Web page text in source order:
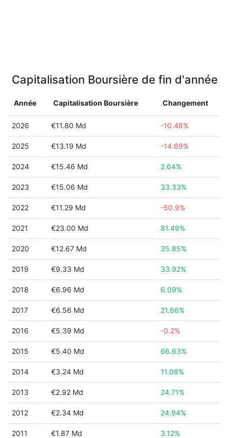
Capitalisation Boursière de fin d'année
Année Capitalisation Boursière Changement
2026 €11.80 Md -10.48%
2025 €13.19 Md -14.69%
2024 €15.46 Md 2.64%
2023 €15.06 Md 33.33%
2022 €11.29 Md -50.9%
2021 €23.00 Md 81.49%
2020 €12.67 Md 35.85%
2019 €9.33 Md 33.92%
2018 €6.96 Md 6.09%
2017 €6.56 Md 21.66%
2016 €5.39 Md -0.2%
2015 €5.40 Md 66.63%
2014 €3.24 Md 11.08%
2013 €2.92 Md 24.71%
2012 €2.34 Md 24.94%
2011 €1.87 Md 3.12%